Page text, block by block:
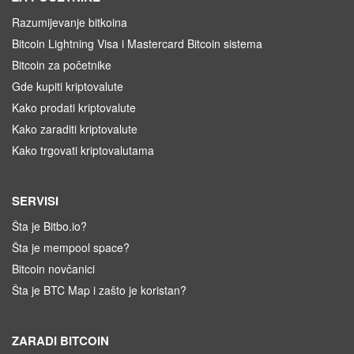
Razumijevanje bitkoina
Bitcoin Lightning Visa i Mastercard Bitcoin sistema
Bitcoin za početnike
Gde kupiti kriptovalute
Kako prodati kriptovalute
Kako zaraditi kriptovalute
Kako trgovati kriptovalutama
SERVISI
Šta je Bitbo.io?
Šta je mempool space?
Bitcoin novčanici
Šta je BTC Map i zašto je koristan?
ZARADI BITCOIN